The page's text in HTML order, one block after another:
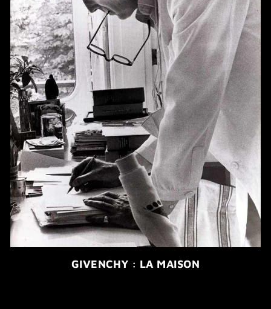
GIVENCHY : LA MAISON